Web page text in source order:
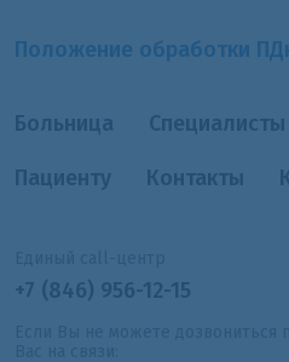
Положение обработки
Больница Специалисты
Пациенту Контакты
+7 (846) 956-12-15